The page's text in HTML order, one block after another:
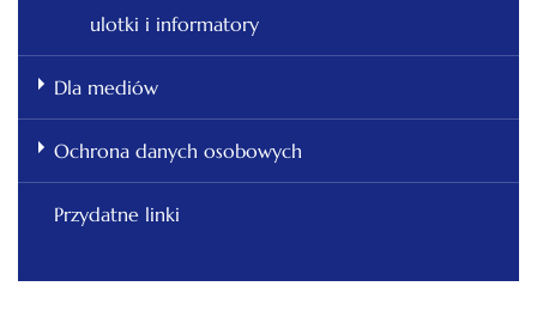
ulotki i informatory
Dla mediów
Ochrona danych osobowych
Przydatne linki